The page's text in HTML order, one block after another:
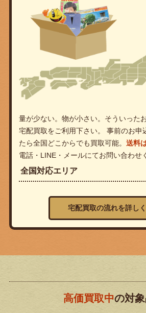
量が少ない。物が小さい。そういった
宅配買取をご利用下さい。 事前のお申
たら全国どこからでも買取可能。 送料
電話・LINE・メールにてお問い合わせ
全国対応エリア
宅配買取の流れを詳し
高価買取中の対象